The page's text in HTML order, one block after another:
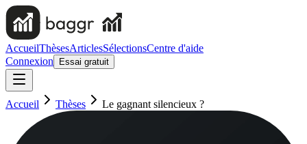
AccueilThèsesArticlesSélectionsCentre d'aide
Connexion
Essai gratuit
Accueil Thèses Le gagnant silencieux ?